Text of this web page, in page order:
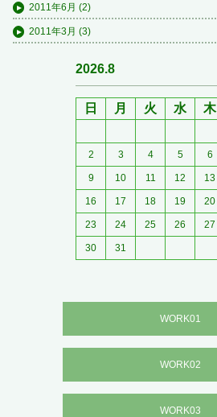
2011年6月 (2)
2011年3月 (3)
2026.8
日 月 火 水 木
2 3 4 5 6
9 10 11 12 13
16 17 18 19 20
23 24 25 26 27
30 31
WORK01
WORK02
WORK03